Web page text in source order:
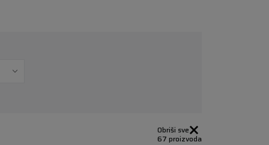
67 proizvoda
Obriši sve